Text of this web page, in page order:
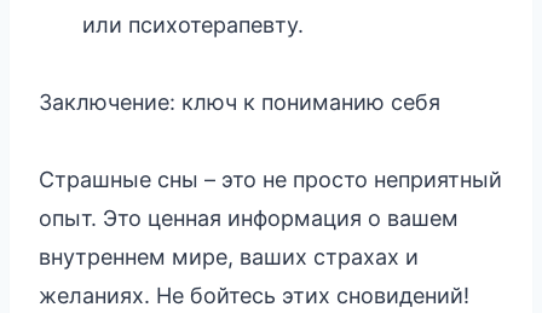
или психотерапевту.
Заключение: ключ к пониманию себя
Страшные сны – это не просто неприятный
опыт. Это ценная информация о вашем
внутреннем мире, ваших страхах и
желаниях. Не бойтесь этих сновидений!